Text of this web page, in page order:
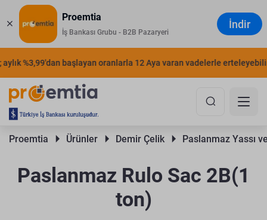
Proemtia
İş Bankası Grubu - B2B Pazaryeri
İndir
%3,99'dan başlayan oranlarla 12 Aya varan vadelerle
Proemtia Ürünler Demir Çelik Paslanmaz Yassı
Paslanmaz Rulo Sac 2B(1
ton)